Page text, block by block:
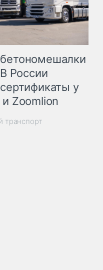
России
у
Zoomlion
транспорт